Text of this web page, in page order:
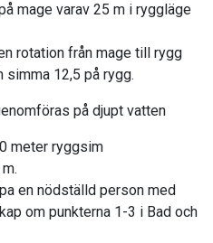
mage varav 25 m i ryggläge
rotation från mage till rygg
simma 12,5 på rygg.
på djupt vatten
meter ryggsim
en nödställd person med
om punkterna 1-3 i Bad och